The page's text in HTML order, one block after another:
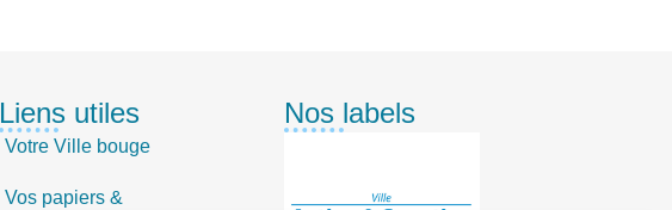
Liens utiles
Votre Ville bouge
Vos papiers &
Nos labels